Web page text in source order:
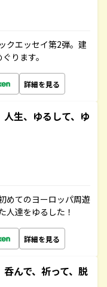
クエッセイ第2弾。建
ります。
詳細を見る
生、ゆるして、ゆ
めてのヨーロッパ周遊
人達をゆるした！
詳細を見る
んで、祈って、脱